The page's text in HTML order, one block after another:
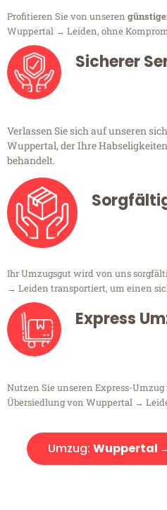
Profitieren Sie von unseren
Wuppertal → Leiden, ohne
Sicherer
Verlassen Sie sich auf unseren
Wuppertal, der Ihre
behandelt.
Ihr Umzugsgut wird von uns
→ Leiden transportiert, um einen
Express
Nutzen Sie unseren Express-
Übersiedlung von Wuppertal →
Umzug: Wuppertal